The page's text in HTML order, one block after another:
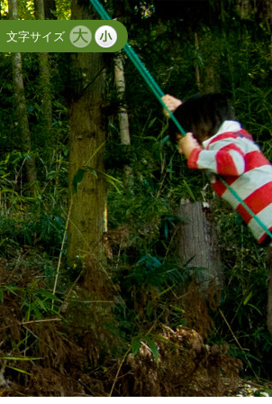
文字サイズ